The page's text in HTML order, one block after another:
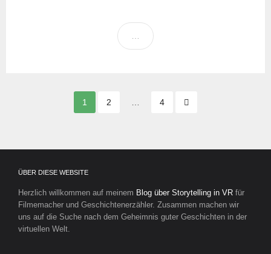
…
Seitennummerierung
1 2 4
ÜBER DIESE WEBSITE
Herzlich willkommen auf meinem Blog über Storytelling in VR für
Filmemacher und Geschichtenerzähler. Zusammen machen wir
uns auf die Suche nach dem Geheimnis guter Geschichten in der
virtuellen Welt.